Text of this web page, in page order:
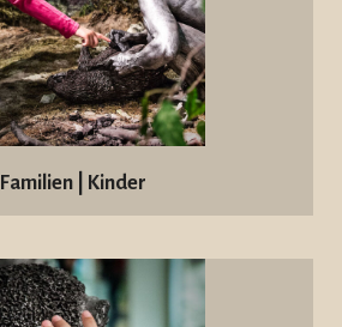
Familien | Kinder